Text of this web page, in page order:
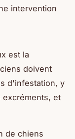
intervention
est la
doivent
d'infestation, y
et
de chiens